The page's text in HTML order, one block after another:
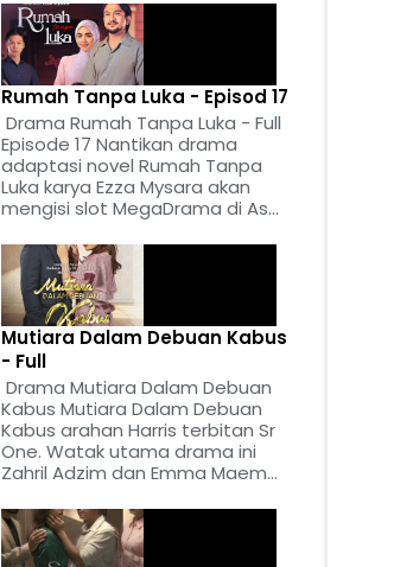
Rumah Tanpa Luka - Episod 17
Drama Rumah Tanpa Luka - Full
Episode 17 Nantikan drama
adaptasi novel Rumah Tanpa
Luka karya Ezza Mysara akan
mengisi slot MegaDrama di As...
Mutiara Dalam Debuan Kabus
- Full
Drama Mutiara Dalam Debuan
Kabus Mutiara Dalam Debuan
Kabus arahan Harris terbitan Sr
One. Watak utama drama ini
Zahril Adzim dan Emma Maem...